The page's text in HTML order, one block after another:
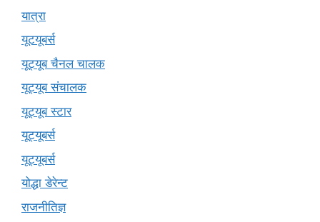
यात्रा
यूटयूबर्स
यूट्यूब चैनल चालक
यूट्यूब संचालक
यूट्यूब स्टार
यूट्यूबर्स
यूट्‍यूबर्स
योद्धा डेरेन्ट
राजनीतिज्ञ